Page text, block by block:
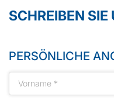
SCHREIBEN SIE
PERSÖNLICHE